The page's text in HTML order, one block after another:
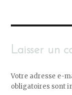
Laisser un
Votre adresse e-
obligatoires sont